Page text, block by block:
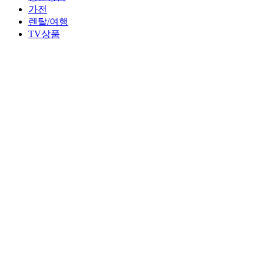
가전
렌탈/여행
TV상품